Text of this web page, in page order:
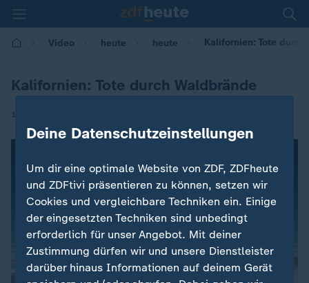
Video heute heute Kalifornien: Tote durch
Kalifornien: Tote durch Waldbrände
10.10.2017 | 09:02
Deine Datenschutzeinstellungen
Um dir eine optimale Website von ZDF, ZDFheute
und ZDFtivi präsentieren zu können, setzen wir
Cookies und vergleichbare Techniken ein. Einige
der eingesetzten Techniken sind unbedingt
erforderlich für unser Angebot. Mit deiner
Zustimmung dürfen wir und unsere Dienstleister
darüber hinaus Informationen auf deinem Gerät